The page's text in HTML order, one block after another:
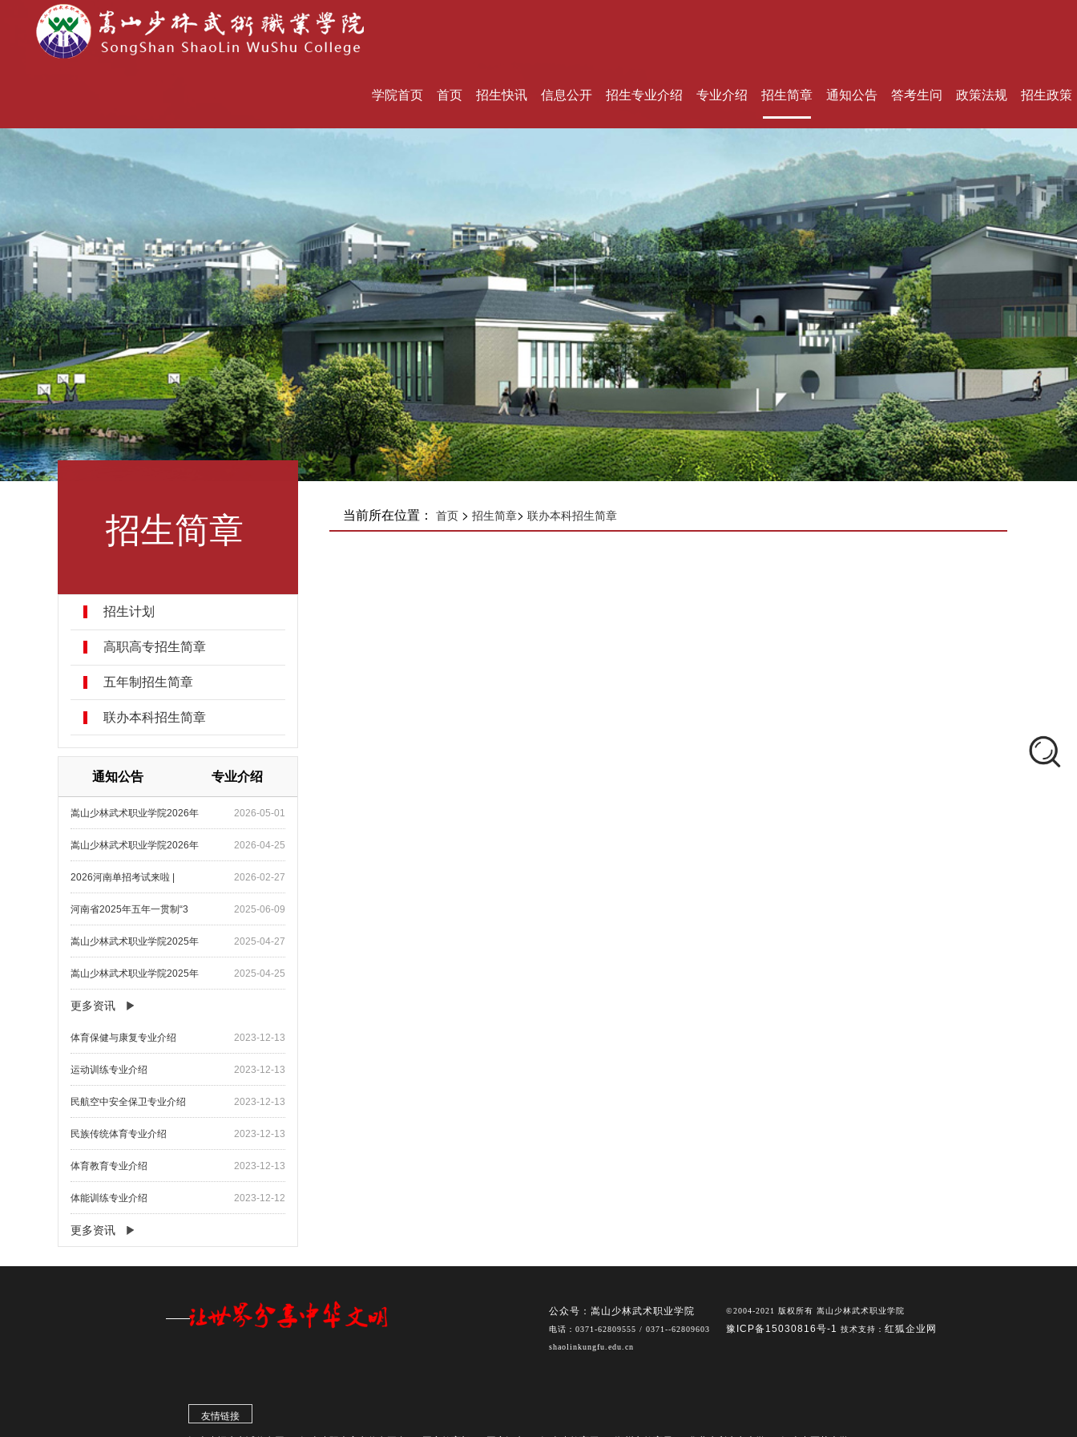
学院首页 首页 招生快讯 信息公开 招生专业介绍 专业介绍 招生简章 通知公告 答考生问 政策法规 招生政策
招生简章
招生计划
高职高专招生简章
五年制招生简章
联办本科招生简章
通知公告 专业介绍
2026-05-01
嵩山少林武术职业学院2026年
2026-04-25
嵩山少林武术职业学院2026年
2026-02-27
2026河南单招考试来啦 |
2025-06-09
河南省2025年五年一贯制“3
2025-04-27
嵩山少林武术职业学院2025年
2025-04-25
嵩山少林武术职业学院2025年
更多资讯
2023-12-13
​体育保健与康复专业介绍
2023-12-13
​运动训练专业介绍
2023-12-13
​民航空中安全保卫专业介绍
2023-12-13
民族传统体育专业介绍
2023-12-13
体育教育专业介绍
2023-12-12
体能训练专业介绍
更多资讯
当前所在位置： 首页> 招生简章> 联办本科招生简章
公众号：嵩山少林武术职业学院
电话：0371-62809555 / 0371--62809603
shaolinkungfu.edu.cn
©2004-2021 版权所有 嵩山少林武术职业学院
豫ICP备15030816号-1技术支持：红狐企业网
友情链接